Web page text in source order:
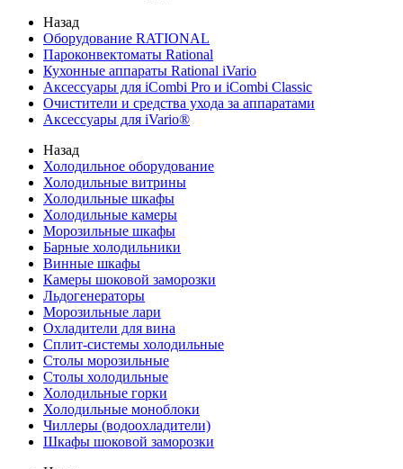
Назад
Оборудование RATIONAL
Пароконвектоматы Rational
Кухонные аппараты Rational iVario
Аксессуары для iCombi Pro и iCombi Classic
Очистители и средства ухода за аппаратами
Аксессуары для iVario®
Назад
Холодильное оборудование
Холодильные витрины
Холодильные шкафы
Холодильные камеры
Морозильные шкафы
Барные холодильники
Винные шкафы
Камеры шоковой заморозки
Льдогенераторы
Морозильные лари
Охладители для вина
Сплит-системы холодильные
Столы морозильные
Столы холодильные
Холодильные горки
Холодильные моноблоки
Чиллеры (водоохладители)
Шкафы шоковой заморозки